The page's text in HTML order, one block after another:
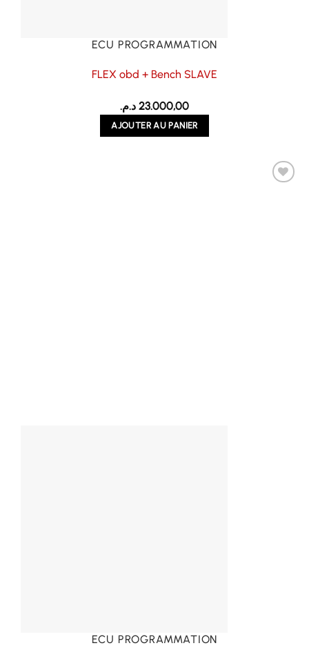
ECU PROGRAMMATION
FLEX obd + Bench SLAVE
23.000,00 د.م.
AJOUTER AU PANIER
ECU PROGRAMMATION